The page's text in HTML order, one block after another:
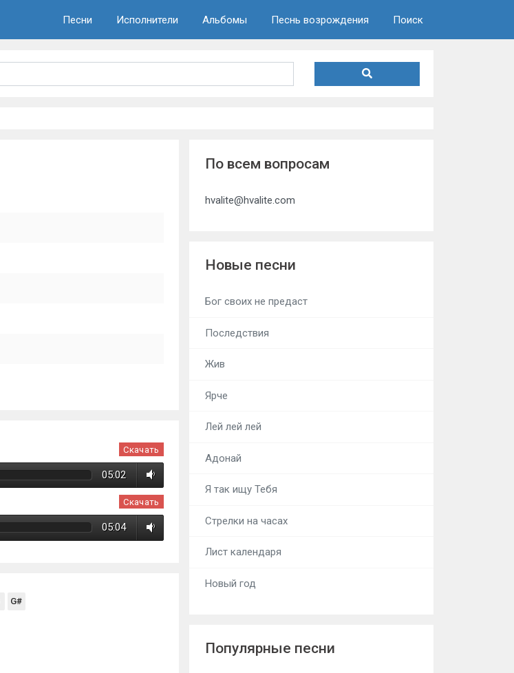
Песни Исполнители Альбомы Песнь возрождения Поиск
Скачать
05:02
Скачать
05:04
G#
По всем вопросам
hvalite@hvalite.com
Новые песни
Бог своих не предаст
Последствия
Жив
Ярче
Лей лей лей
Адонай
Я так ищу Тебя
Стрелки на часах
Лист календаря
Новый год
Популярные песни